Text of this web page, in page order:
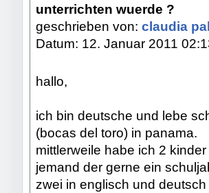
unterrichten wuerde ?
geschrieben von: claudia
Datum: 12. Januar 2011
hallo,
ich bin deutsche und lebe
(bocas del toro) in panama.
mittlerweile habe ich 2
jemand der gerne ein
zwei in englisch und